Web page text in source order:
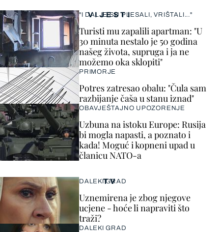
VIJESTI
"I DALJE SU PLESALI, VRIŠTALI..."
Turisti mu zapalili apartman: "U
30 minuta nestalo je 50 godina
našeg života, supruga i ja ne
možemo oka sklopiti"
PRIMORJE
Potres zatresao obalu: "Čula sam
razbijanje čaša u stanu iznad"
OBAVJEŠTAJNO UPOZORENJE
Uzbuna na istoku Europe: Rusija
bi mogla napasti, a poznato i
kada! Moguć i kopneni upad u
članicu NATO-a
TV
DALEKI GRAD
Uznemirena je zbog njegove
ucjene - hoće li napraviti što
traži?
DALEKI GRAD